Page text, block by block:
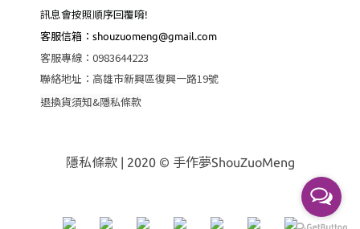
訊息會按照順序回覆唷!
客服信箱：shouzuomeng@gmail.com
客服專線 ： 0983644223
聯絡地址 ： 高雄市新興區復興一路19號
退換貨須知&隱私條款
隱私條款 | 2020 © 手作夢ShouZuoMeng